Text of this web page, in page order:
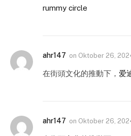
rummy circle
ahr147 on Oktober 26,
在街頭文化的推動下， 爱
ahr147 on Oktober 26,